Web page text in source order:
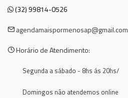
(32) 99814-0526
agendamaispormenosap@gmail.com
Horário de Atendimento:
Segunda a sábado - 8hs ás 20hs/
Domingos não atendemos online